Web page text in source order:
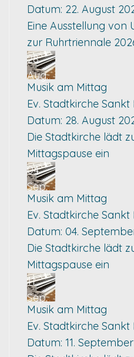
Datum: 22. August
Eine Ausstellung von
zur Ruhrtriennale
28
Aug.
Musik am Mittag
Ev. Stadtkirche Sankt
Datum: 28. August
Die Stadtkirche lädt
Mittagspause ein
04
Sep.
Musik am Mittag
Ev. Stadtkirche Sankt
Datum: 04.
Die Stadtkirche lädt
Mittagspause ein
11
Sep.
Musik am Mittag
Ev. Stadtkirche Sankt
Datum: 11.